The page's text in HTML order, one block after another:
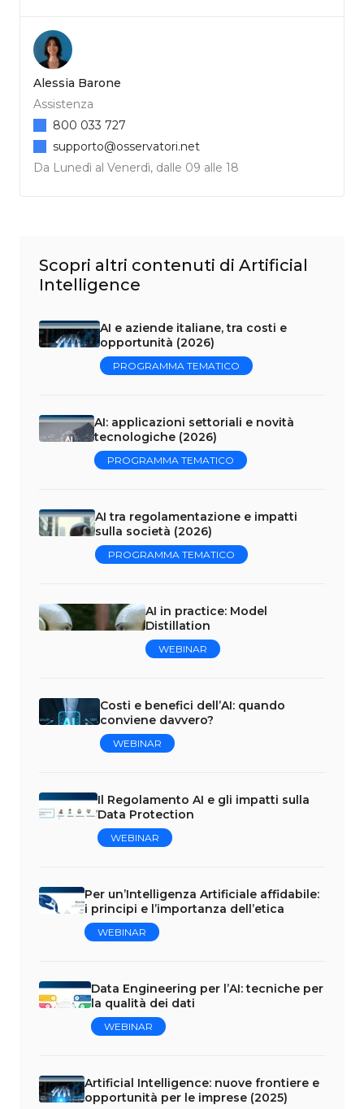
Alessia Barone
Assistenza
Da Lunedì al Venerdì, dalle 09 alle 18
800 033 727
supporto@osservatori.net
Scopri altri contenuti di Artificial
Intelligence
AI e aziende italiane, tra costi e
opportunità (2026)
PROGRAMMA TEMATICO
AI: applicazioni settoriali e novità
tecnologiche (2026)
PROGRAMMA TEMATICO
AI tra regolamentazione e impatti
sulla società (2026)
PROGRAMMA TEMATICO
AI in practice: Model
Distillation
WEBINAR
Costi e benefici dell’AI: quando
conviene davvero?
WEBINAR
Il Regolamento AI e gli impatti sulla
Data Protection
WEBINAR
Per un’Intelligenza Artificiale affidabile:
i principi e l’importanza dell’etica
WEBINAR
Data Engineering per l’AI: tecniche per
la qualità dei dati
WEBINAR
Artificial Intelligence: nuove frontiere e
opportunità per le imprese (2025)